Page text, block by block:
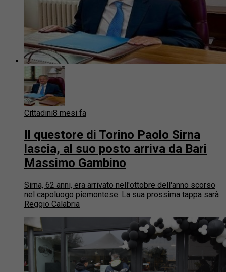
Cittadini8 mesi fa
Il questore di Torino Paolo Sirna
lascia, al suo posto arriva da Bari
Massimo Gambino
Sirna, 62 anni, era arrivato nell'ottobre dell'anno scorso
nel capoluogo piemontese. La sua prossima tappa sarà
Reggio Calabria